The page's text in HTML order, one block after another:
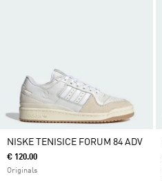
NISKE TENISICE FORUM 84 ADV
€ 120.00
Originals